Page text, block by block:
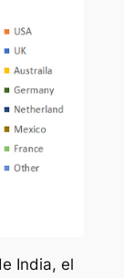
India, el